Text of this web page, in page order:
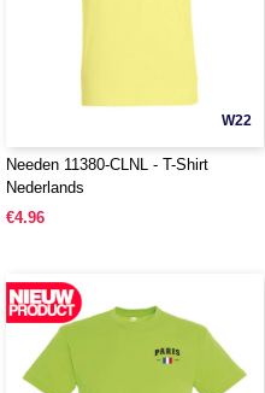
W22
Needen 11380-CLNL - T-Shirt
Nederlands
€4.96